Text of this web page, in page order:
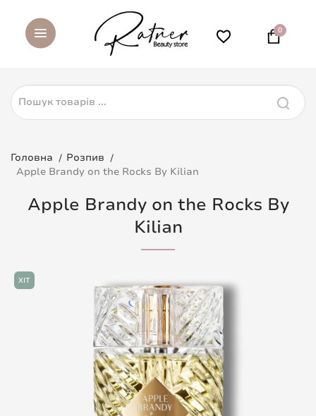
0
Головна
Розпив
Apple Brandy on the Rocks By Kilian
Apple Brandy on the Rocks By
Kilian
ХІТ